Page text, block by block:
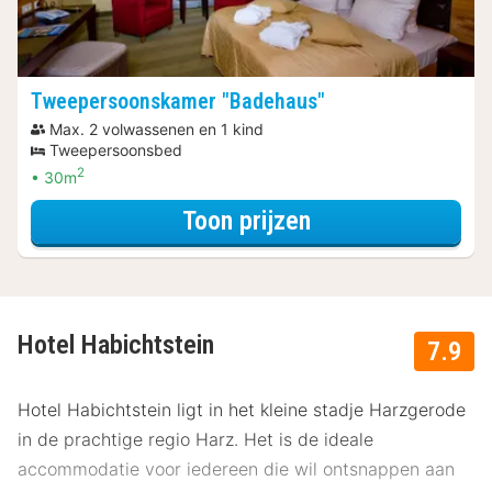
Tweepersoonskamer "Badehaus"
Max. 2 volwassenen en 1 kind
Tweepersoonsbed
30m2
Toon prijzenvoor Wellness
7.9
Hotel Habichtstein
Hotel Habichtstein ligt in het kleine stadje Harzgerode
in de prachtige regio Harz. Het is de ideale
accommodatie voor iedereen die wil ontsnappen aan